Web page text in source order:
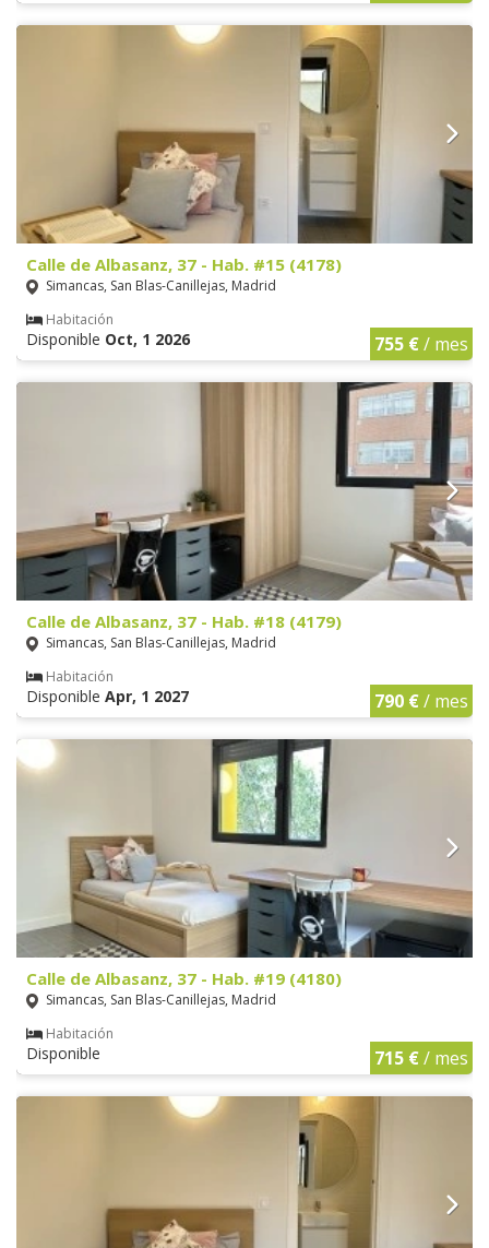
Calle de Albasanz, 37 - Hab. #15 (4178)
Simancas, San Blas-Canillejas, Madrid
Habitación
Disponible Oct, 1 2026 755 €/ mes
Calle de Albasanz, 37 - Hab. #18 (4179)
Simancas, San Blas-Canillejas, Madrid
Habitación
Disponible Apr, 1 2027 790 €/ mes
Calle de Albasanz, 37 - Hab. #19 (4180)
Simancas, San Blas-Canillejas, Madrid
Habitación
Disponible 715 €/ mes